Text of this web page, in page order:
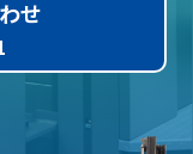
せ